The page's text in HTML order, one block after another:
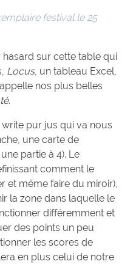
festival le 25
sur cette table qui
Locus, un tableau Excel,
nos plus belles
.
pur jus qui va nous
une carte de
partie à 4). Le
comment le
et même faire du miroir),
la zone dans laquelle le
différemment et
des points un peu
les scores de
en plus celui de notre